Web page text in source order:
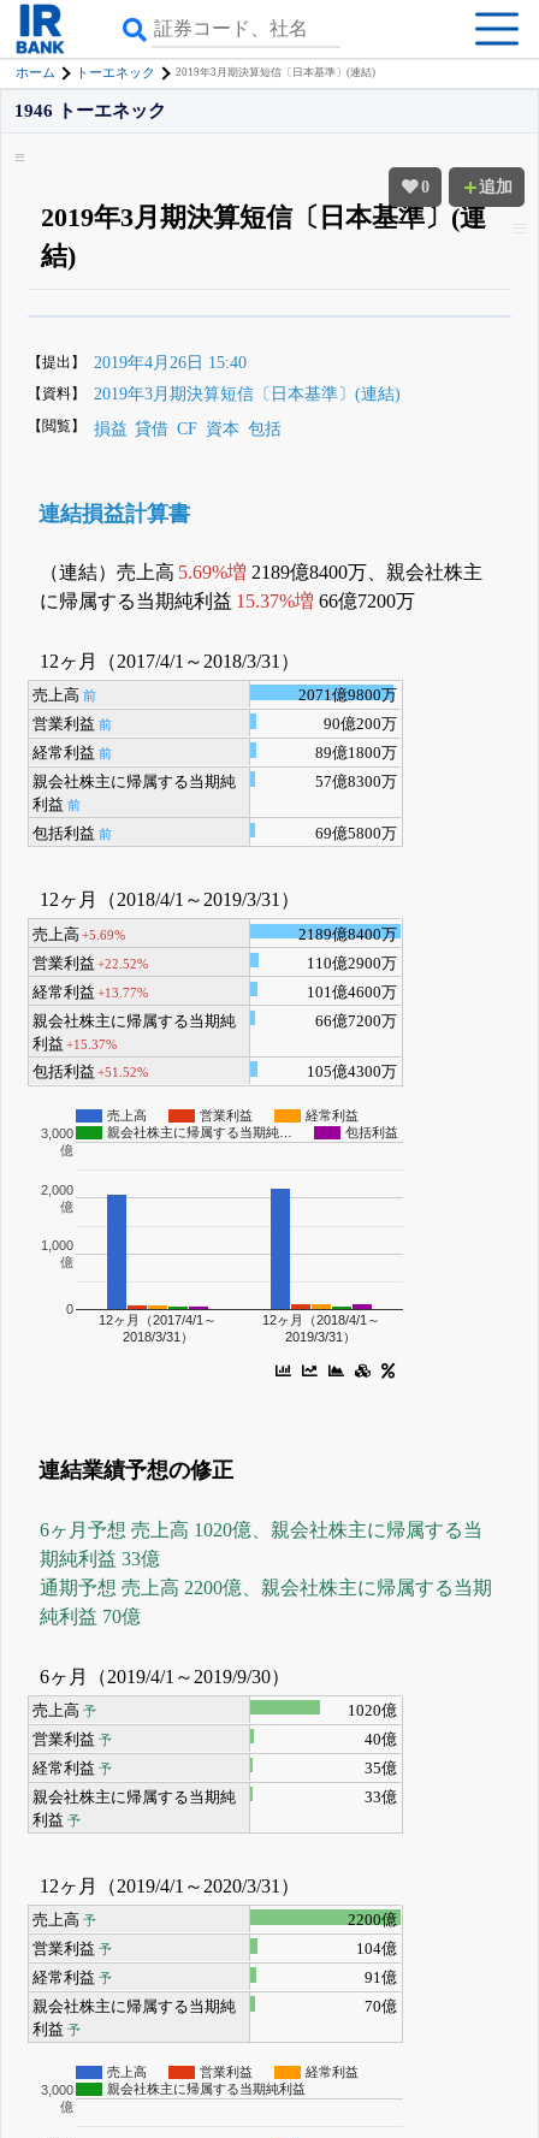
ホーム トーエネック 2019年3月期決算短信〔日本基準〕(連結)
0 追加
1946 トーエネック
2019年3月期決算短信〔日本基準〕(連
結)
詳しく見られる 無料でβ版をはじめる
登録すると永久30%OFFと米株版の先行利用も付きます
【提出】 2019年4月26日 15:40
【資料】 2019年3月期決算短信〔日本基準〕(連結)
【閲覧】 損益 貸借 CF 資本 包括
連結損益計算書
（連結）売上高 5.69%増 2189億8400万、親会社株主
に帰属する当期純利益 15.37%増 66億7200万
12ヶ月（2017/4/1～2018/3/31）
売上高 前
2071億9800万
営業利益 前
90億200万
経常利益 前
89億1800万
親会社株主に帰属する当期純
利益 前
57億8300万
包括利益 前 69億5800万
12ヶ月（2018/4/1～2019/3/31）
売上高+5.69%
2189億8400万
営業利益 +22.52%
110億2900万
経常利益 +13.77%
101億4600万
親会社株主に帰属する当期純
利益 +15.37%
66億7200万
包括利益 +51.52% 105億4300万
売上高 営業利益 経常利益
親会社株主に帰属する当期純… 包括利益
12ヶ月（2017/4/1～
2018/3/31）
12ヶ月（2018/4/1～
2019/3/31）
0
1,000
億
2,000
億
3,000
億
連結業績予想の修正
6ヶ月予想 売上高 1020億、親会社株主に帰属する当
期純利益 33億
通期予想 売上高 2200億、親会社株主に帰属する当期
純利益 70億
6ヶ月（2019/4/1～2019/9/30）
売上高 予
1020億
営業利益 予
40億
経常利益 予
35億
親会社株主に帰属する当期純
利益 予
33億
12ヶ月（2019/4/1～2020/3/31）
売上高 予
2200億
営業利益 予
104億
経常利益 予
91億
親会社株主に帰属する当期純
利益 予
70億
売上高 営業利益 経常利益
親会社株主に帰属する当期純利益
3,000
億